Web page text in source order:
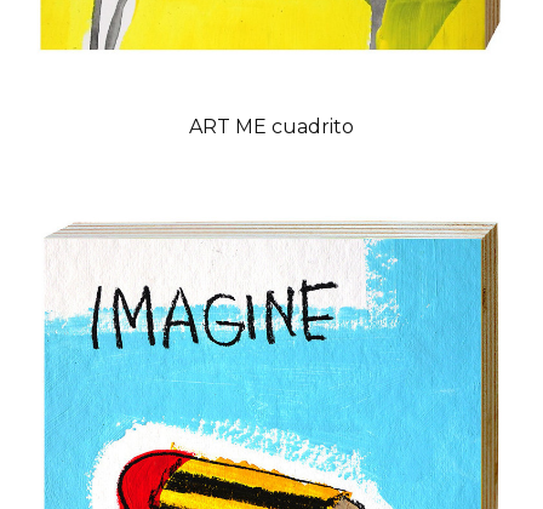
ART ME cuadrito